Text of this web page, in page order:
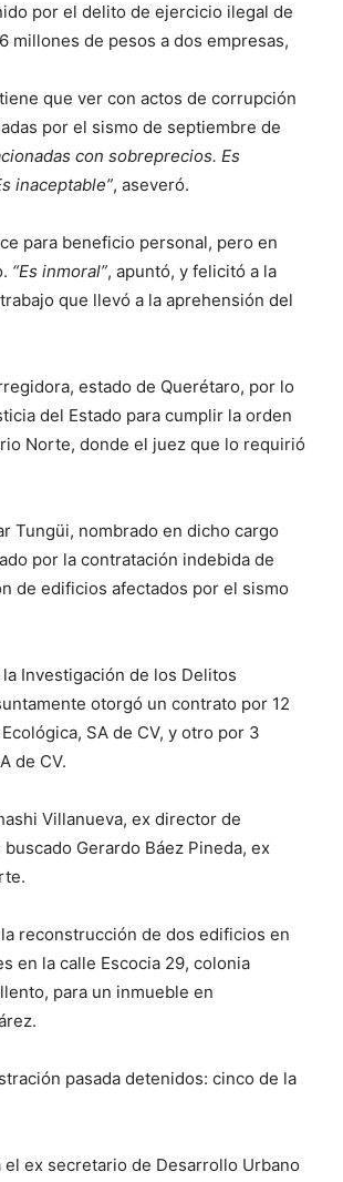
por el delito de ejercicio ilegal de
millones de pesos a dos empresas,
que ver con actos de corrupción
por el sismo de septiembre de
con sobreprecios. Es
inaceptable , aseveró.
para beneficio personal, pero en
Es inmoral , apuntó, y felicitó a la
que llevó a la aprehensión del
estado de Querétaro, por lo
del Estado para cumplir la orden
Norte, donde el juez que lo requirió
Tungüi, nombrado en dicho cargo
por la contratación indebida de
de edificios afectados por el sismo
Investigación de los Delitos
otorgó un contrato por 12
SA de CV, y otro por 3
de CV.
Villanueva, ex director de
Gerardo Báez Pineda, ex
reconstrucción de dos edificios en
en la calle Escocia 29, colonia
para un inmueble en
pasada detenidos: cinco de la
ex secretario de Desarrollo Urbano